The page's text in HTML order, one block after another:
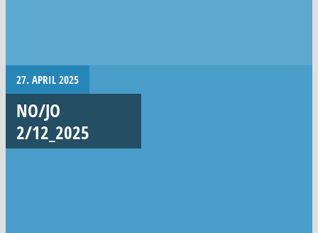
27. APRIL 2025
NO/JO
2/12_2025